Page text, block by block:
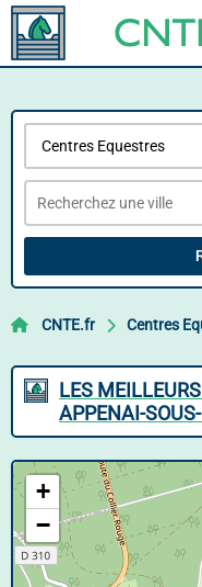
CNTE.fr Centres
LES
APPENAI-
+
−